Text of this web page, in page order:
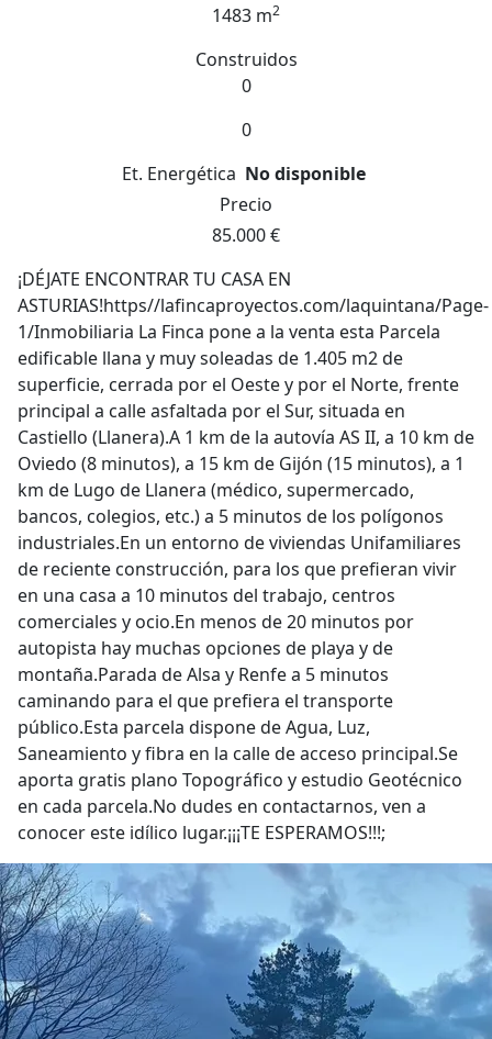
1483 m2
Construidos
0
0
Et. Energética No disponible
Precio
85.000 €
¡DÉJATE ENCONTRAR TU CASA EN
ASTURIAS!https//lafincaproyectos.com/laquintana/Page-
1/Inmobiliaria La Finca pone a la venta esta Parcela
edificable llana y muy soleadas de 1.405 m2 de
superficie, cerrada por el Oeste y por el Norte, frente
principal a calle asfaltada por el Sur, situada en
Castiello (Llanera).A 1 km de la autovía AS II, a 10 km de
Oviedo (8 minutos), a 15 km de Gijón (15 minutos), a 1
km de Lugo de Llanera (médico, supermercado,
bancos, colegios, etc.) a 5 minutos de los polígonos
industriales.En un entorno de viviendas Unifamiliares
de reciente construcción, para los que prefieran vivir
en una casa a 10 minutos del trabajo, centros
comerciales y ocio.En menos de 20 minutos por
autopista hay muchas opciones de playa y de
montaña.Parada de Alsa y Renfe a 5 minutos
caminando para el que prefiera el transporte
público.Esta parcela dispone de Agua, Luz,
Saneamiento y fibra en la calle de acceso principal.Se
aporta gratis plano Topográfico y estudio Geotécnico
en cada parcela.No dudes en contactarnos, ven a
conocer este idílico lugar.¡¡¡TE ESPERAMOS!!!;